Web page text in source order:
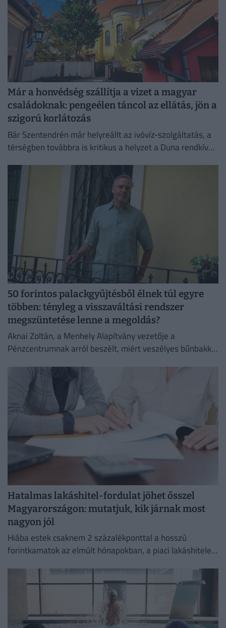
Már a honvédség szállítja a vizet a magyar
családoknak: pengeélen táncol az ellátás, jön a
szigorú korlátozás
Bár Szentendrén már helyreállt az ivóvíz-szolgáltatás, a
térségben továbbra is kritikus a helyzet a Duna rendkívül
50 forintos palackgyűjtésből élnek túl egyre
többen: tényleg a visszaváltási rendszer
megszüntetése lenne a megoldás?
Aknai Zoltán, a Menhely Alapítvány vezetője a
Pénzcentrumnak arról beszélt, miért veszélyes bűnbakká
Hatalmas lakáshitel-fordulat jöhet ősszel
Magyarországon: mutatjuk, kik járnak most
nagyon jól
Hiába estek csaknem 2 százalékponttal a hosszú
forintkamatok az elmúlt hónapokban, a piaci lakáshitelek